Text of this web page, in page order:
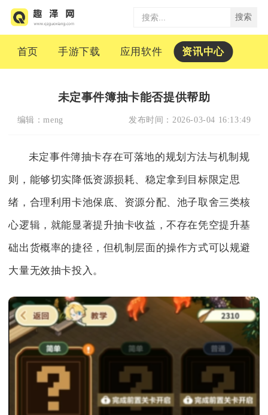
搜索
首页 手游下载 应用软件 资讯中心
未定事件簿抽卡能否提供帮助
编辑：meng 发布时间： 2026-03-04 16:13:49
未定事件簿抽卡存在可落地的规划方法与机制规
则，能够切实降低资源损耗、稳定拿到目标限定思
绪，合理利用卡池保底、资源分配、池子取舍三类核
心逻辑，就能显著提升抽卡收益，不存在凭空提升基
础出货概率的捷径，但机制层面的操作方式可以规避
大量无效抽卡投入。